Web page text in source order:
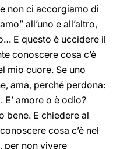
non ci accorgiamo di
all’uno e all’altro,
E questo è uccidere il
conoscere cosa c’è
mio cuore. Se uno
ama, perché perdona:
amore o è odio?
bene. E chiedere al
cosa c’è nel
per non vivere